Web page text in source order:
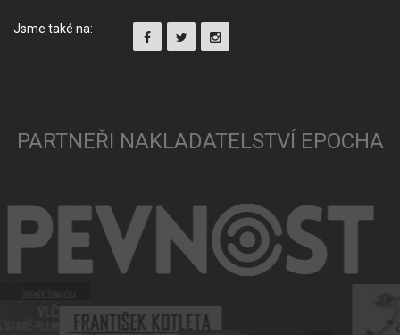
Jsme také na:
PARTNEŘI NAKLADATELSTVÍ EPOCHA